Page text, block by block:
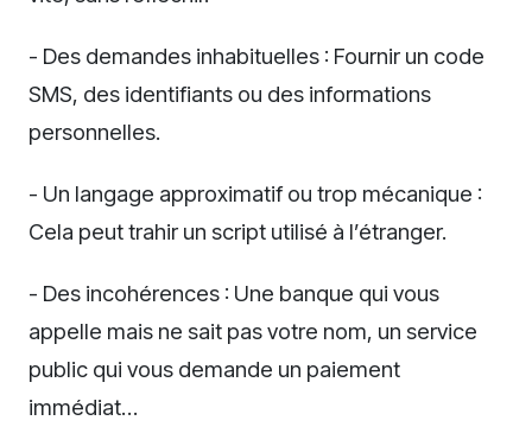
- Des demandes inhabituelles : Fournir un code
SMS, des identifiants ou des informations
personnelles.
- Un langage approximatif ou trop mécanique :
Cela peut trahir un script utilisé à l’étranger.
- Des incohérences : Une banque qui vous
appelle mais ne sait pas votre nom, un service
public qui vous demande un paiement
immédiat…